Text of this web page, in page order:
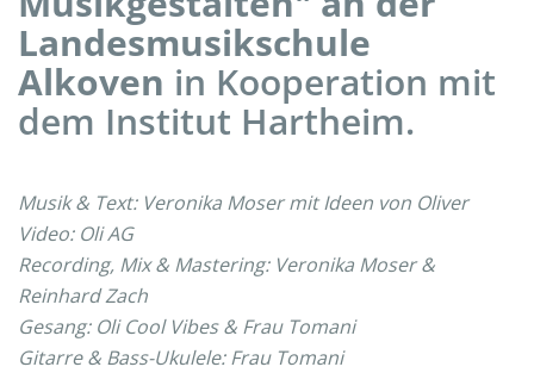
Landesmusikschule
Alkoven in Kooperation mit
dem Institut Hartheim.
Musik & Text: Veronika Moser mit Ideen von Oliver
Video: Oli AG
Recording, Mix & Mastering: Veronika Moser &
Reinhard Zach
Gesang: Oli Cool Vibes & Frau Tomani
Gitarre & Bass-Ukulele: Frau Tomani